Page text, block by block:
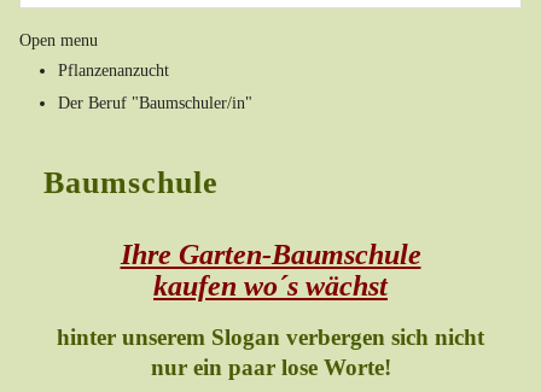
Open menu
Pflanzenanzucht
Der Beruf "Baumschuler/in"
Baumschule
Ihre Garten-Baumschule
kaufen wo´s wächst
hinter unserem Slogan verbergen sich nicht
nur ein paar lose Worte!